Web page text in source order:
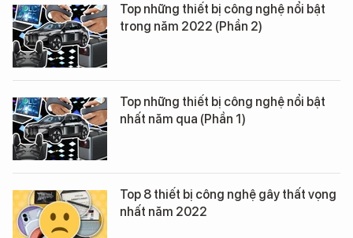
Top những thiết bị công nghệ nổi bật
trong năm 2022 (Phần 2)
Top những thiết bị công nghệ nổi bật
nhất năm qua (Phần 1)
Top 8 thiết bị công nghệ gây thất vọng
nhất năm 2022